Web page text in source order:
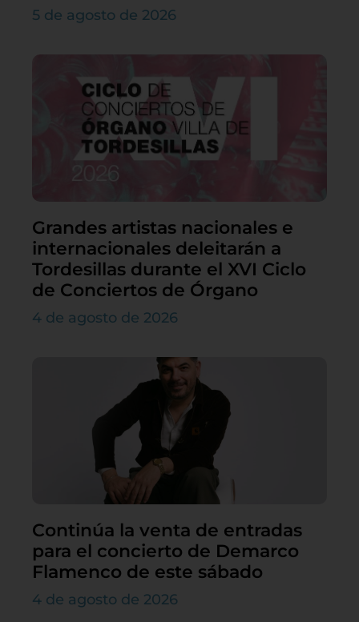
5 de agosto de 2026
Grandes artistas nacionales e
internacionales deleitarán a
Tordesillas durante el XVI Ciclo
de Conciertos de Órgano
4 de agosto de 2026
Continúa la venta de entradas
para el concierto de Demarco
Flamenco de este sábado
4 de agosto de 2026